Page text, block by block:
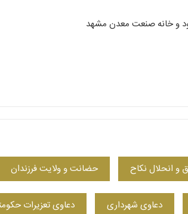
و خانه صنعت معدن مشهد
و انحلال نکاح حضانت و ولایت فرزندان
دعاوی شهرداری دعاوی تعزیرات